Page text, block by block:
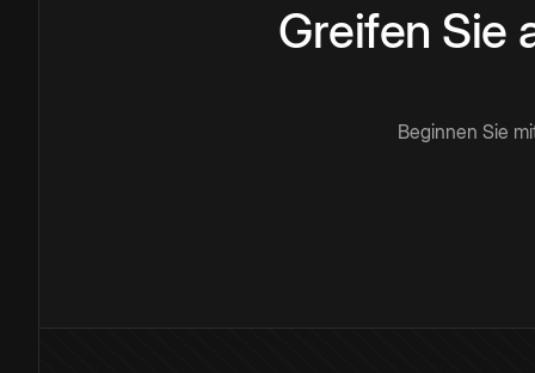
Greifen Sie
Beginnen Sie